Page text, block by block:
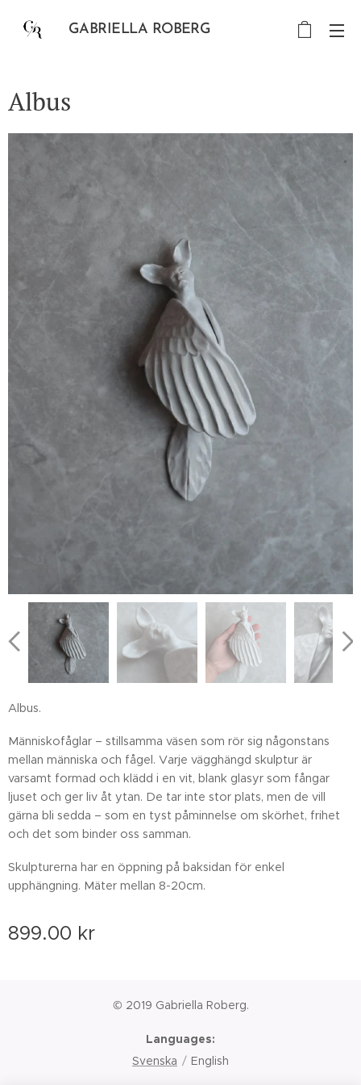
GABRIELLA ROBERG
Albus
Albus.
Människofåglar – stillsamma väsen som rör sig någonstans
mellan människa och fågel. Varje vägghängd skulptur är
varsamt formad och klädd i en vit, blank glasyr som fångar
ljuset och ger liv åt ytan. De tar inte stor plats, men de vill
gärna bli sedda – som en tyst påminnelse om skörhet, frihet
och det som binder oss samman.
Skulpturerna har en öppning på baksidan för enkel
upphängning. Mäter mellan 8-20cm.
899.00 kr
© 2019 Gabriella Roberg.
Languages
Svenska
English